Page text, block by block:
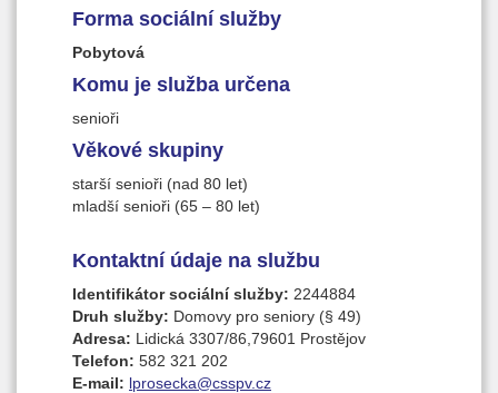
Forma sociální služby
Pobytová
Komu je služba určena
senioři
Věkové skupiny
starší senioři (nad 80 let)
mladší senioři (65 – 80 let)
Kontaktní údaje na službu
Identifikátor sociální služby: 2244884
Druh služby: Domovy pro seniory (§ 49)
Adresa: Lidická 3307/86,79601 Prostějov
Telefon: 582 321 202
E-mail: lprosecka@csspv.cz